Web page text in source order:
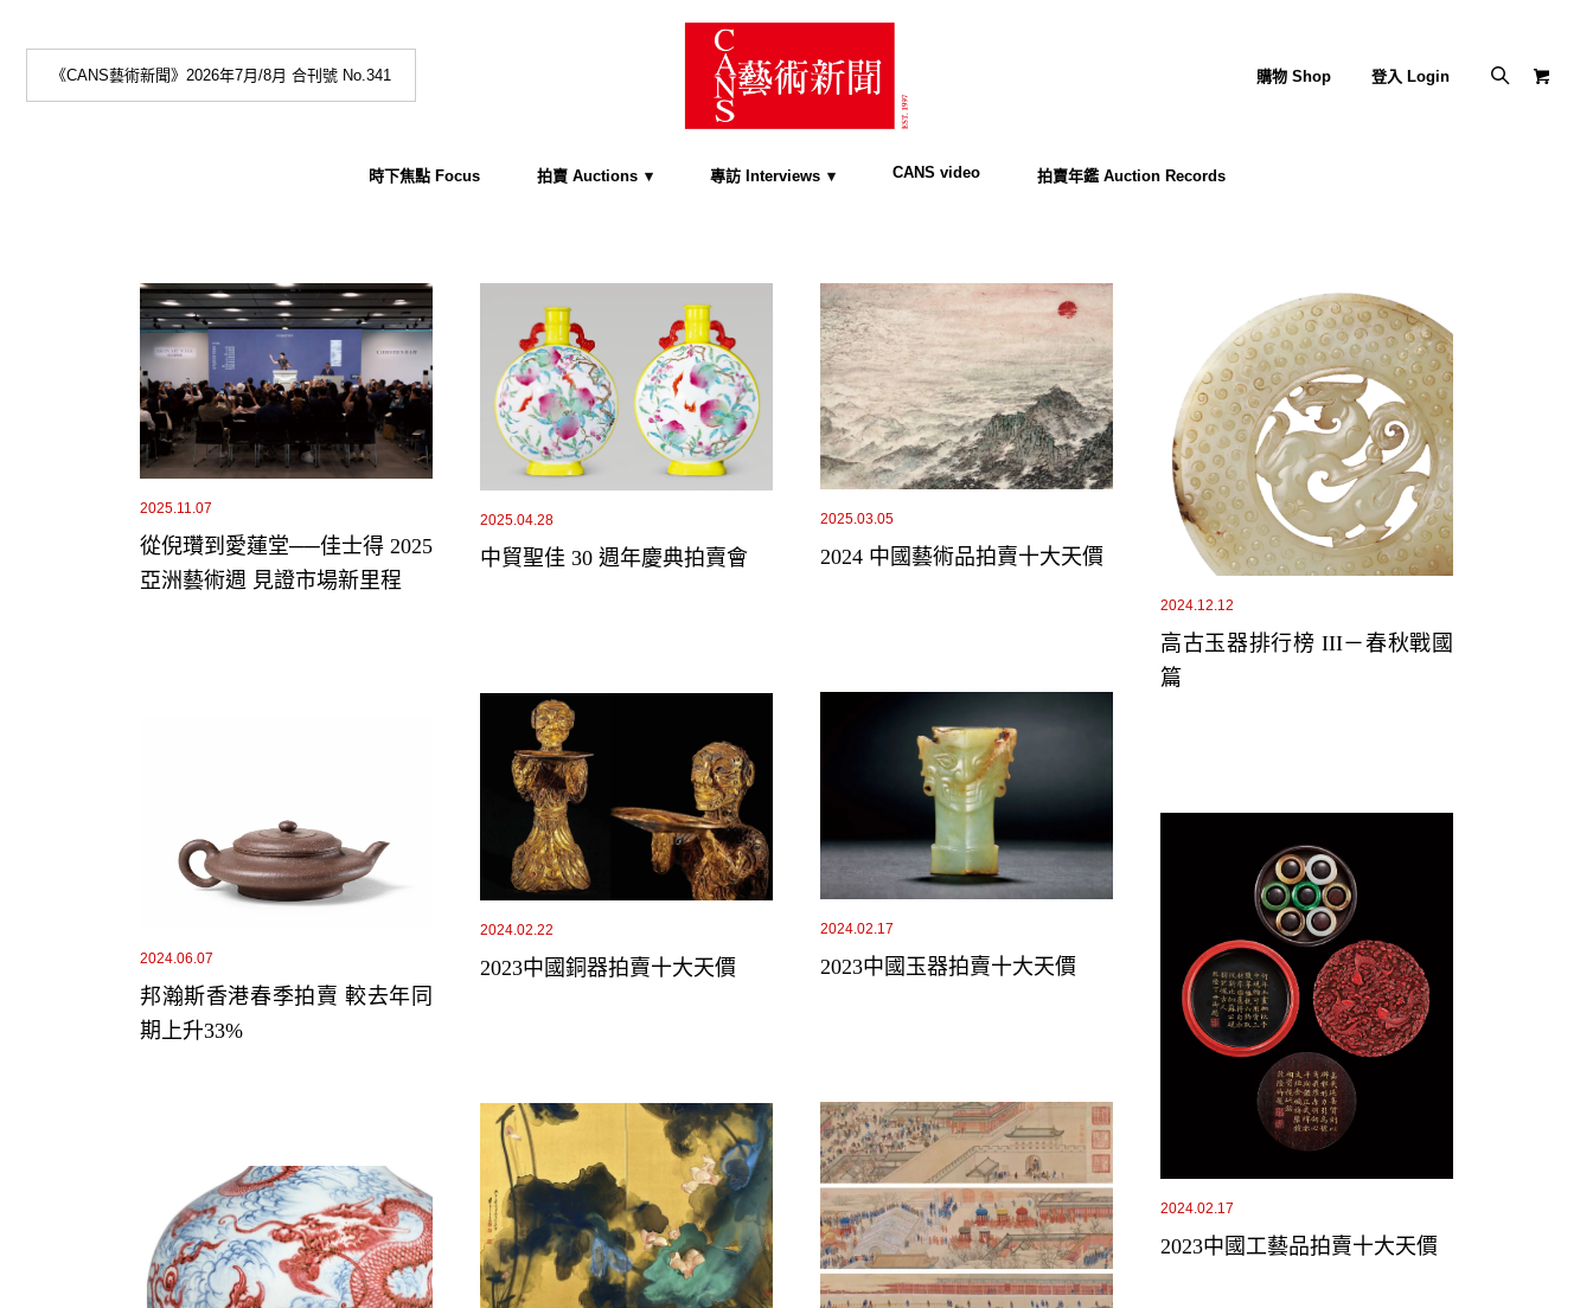
《CANS藝術新聞》2026年7月/8月 合刊號 No.341 購物 Shop 登入 Login
時下焦點 Focus 拍賣 Auctions 專訪 Interviews CANS video 拍賣年鑑 Auction Records
2025.11.07
從倪瓚到愛蓮堂──佳士得 2025
亞洲藝術週 見證市場新里程
2025.04.28
中貿聖佳 30 週年慶典拍賣會
2025.03.05
2024 中國藝術品拍賣十大天價
2024.12.12
高古玉器排行榜 III－春秋戰國
篇
2024.06.07
邦瀚斯香港春季拍賣 較去年同
期上升33%
2024.02.22
2023中國銅器拍賣十大天價
2024.02.17
2023中國玉器拍賣十大天價
2024.02.17
2023中國工藝品拍賣十大天價